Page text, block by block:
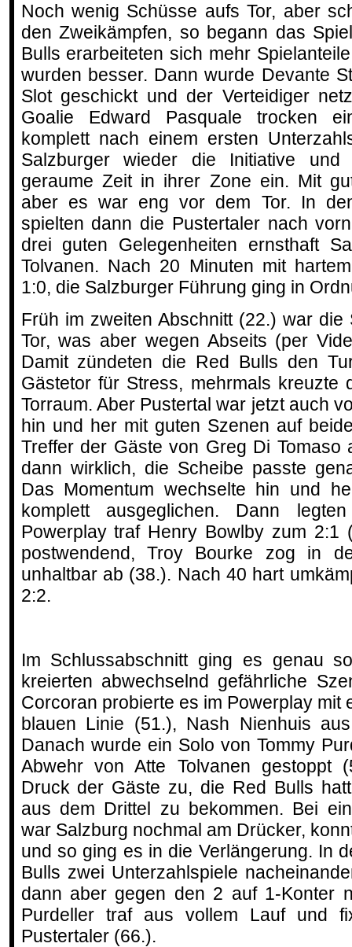
Noch wenig Schüsse aufs Tor, aber
den Zweikämpfen, so begann das
Bulls erarbeiteten sich mehr
wurden besser. Dann wurde Devante
Slot geschickt und der Verteidiger
Goalie Edward Pasquale trocken
komplett nach einem ersten
Salzburger wieder die Initiative
geraume Zeit in ihrer Zone ein. Mit
aber es war eng vor dem Tor. In
spielten dann die Pustertaler nach
drei guten Gelegenheiten ernsthaft
Tolvanen. Nach 20 Minuten mit
1:0, die Salzburger Führung ging in
Früh im zweiten Abschnitt (22.) war die
Tor, was aber wegen Abseits (per
Damit zündeten die Red Bulls den
Gästetor für Stress, mehrmals kreuzte
Torraum. Aber Pustertal war jetzt auch
hin und her mit guten Szenen auf
Treffer der Gäste von Greg Di Tomaso
dann wirklich, die Scheibe passte
Das Momentum wechselte hin und
komplett ausgeglichen. Dann
Powerplay traf Henry Bowlby zum 2:1
postwendend, Troy Bourke zog in
unhaltbar ab (38.). Nach 40 hart
2:2.
Im Schlussabschnitt ging es genau
kreierten abwechselnd gefährliche
Corcoran probierte es im Powerplay mit
blauen Linie (51.), Nash Nienhuis
Danach wurde ein Solo von Tommy
Abwehr von Atte Tolvanen gestoppt
Druck der Gäste zu, die Red Bulls
aus dem Drittel zu bekommen. Bei
war Salzburg nochmal am Drücker,
und so ging es in die Verlängerung. In
Bulls zwei Unterzahlspiele
dann aber gegen den 2 auf 1-Konter
Purdeller traf aus vollem Lauf und
Pustertaler (66.).